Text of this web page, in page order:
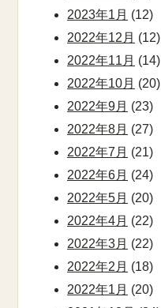
2023年1月 (12)
2022年12月 (12)
2022年11月 (14)
2022年10月 (20)
2022年9月 (23)
2022年8月 (27)
2022年7月 (21)
2022年6月 (24)
2022年5月 (20)
2022年4月 (22)
2022年3月 (22)
2022年2月 (18)
2022年1月 (20)